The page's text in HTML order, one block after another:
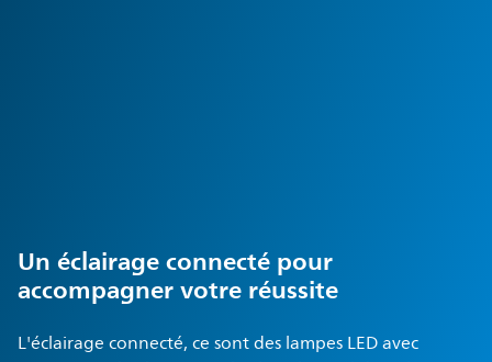
Un éclairage connecté pour
accompagner votre réussite
L'éclairage connecté, ce sont des lampes LED avec